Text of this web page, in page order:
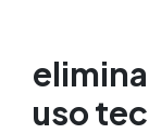
uso